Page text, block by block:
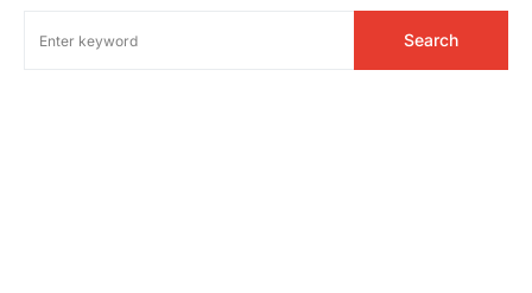
Search